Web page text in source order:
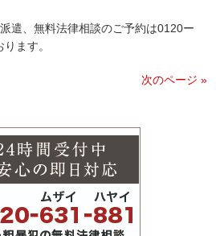
遣、無料法律相談のご予約は0120ー
ます。
次のページ »